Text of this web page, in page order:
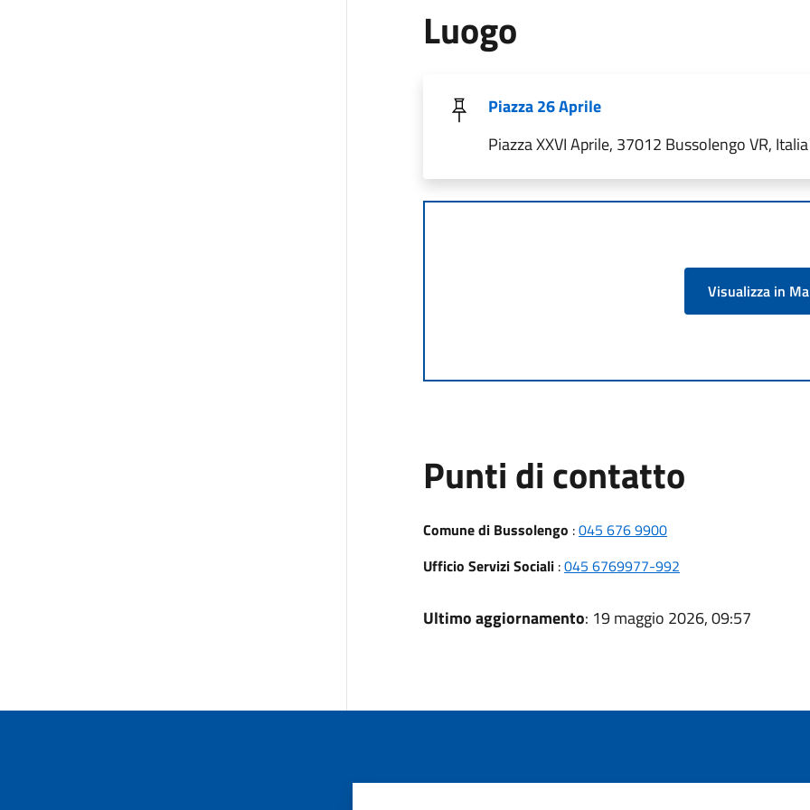
Luogo
Piazza 26 Aprile
Piazza XXVI Aprile, 37012 Bussolengo VR, Italia
Visualizza in
Punti di contatto
Comune di Bussolengo :045 676 9900
Ufficio Servizi Sociali:045 6769977-992
Ultimo aggiornamento: 19 maggio 2026, 09:57